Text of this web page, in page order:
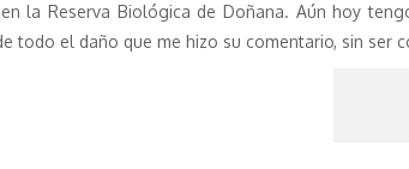
la Reserva Biológica de Doñana. Aún hoy
todo el daño que me hizo su comentario, sin ser